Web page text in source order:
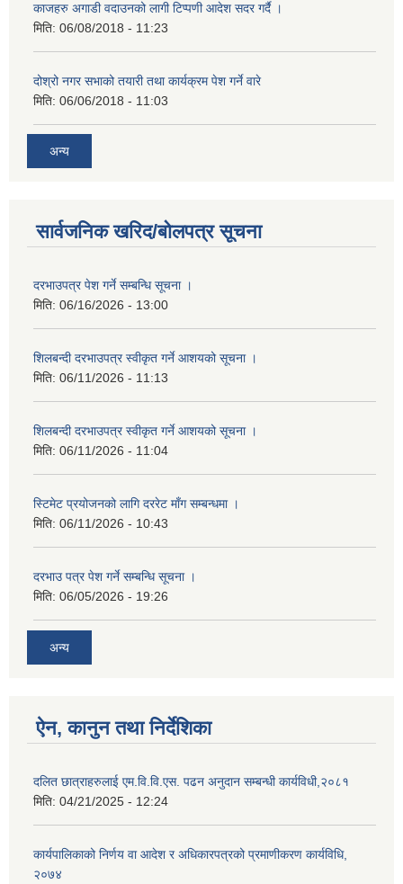
काजहरु अगाडी वदाउनको लागी टिप्पणी आदेश सदर गर्दै ।
मिति: 06/08/2018 - 11:23
दोश्रो नगर सभाको तयारी तथा कार्यक्रम पेश गर्ने वारे
मिति: 06/06/2018 - 11:03
अन्य
सार्वजनिक खरिद/बोलपत्र सूचना
दरभाउपत्र पेश गर्ने सम्बन्धि सूचना ।
मिति: 06/16/2026 - 13:00
शिलबन्दी दरभाउपत्र स्वीकृत गर्ने आशयको सूचना ।
मिति: 06/11/2026 - 11:13
शिलबन्दी दरभाउपत्र स्वीकृत गर्ने आशयको सूचना ।
मिति: 06/11/2026 - 11:04
स्टिमेट प्रयोजनको लागि दररेट माँग सम्बन्धमा ।
मिति: 06/11/2026 - 10:43
दरभाउ पत्र पेश गर्ने सम्बन्धि सूचना ।
मिति: 06/05/2026 - 19:26
अन्य
ऐन, कानुन तथा निर्देशिका
दलित छात्राहरुलाई एम.वि.वि.एस. पढन अनुदान सम्बन्धी कार्यविधी,२०८१
मिति: 04/21/2025 - 12:24
कार्यपालिकाको निर्णय वा आदेश र अधिकारपत्रको प्रमाणीकरण कार्यविधि,
२०७४